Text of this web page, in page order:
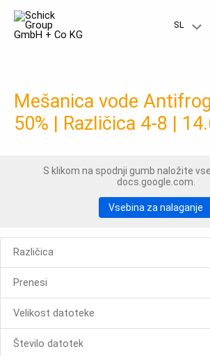
vsebino
SLMeni
Mešanica vode
50% | Različica 4-8 |
S klikom na spodnji gumb naložite
docs.google.com.
Vsebina za nalaganje
Različica
Prenesi
Velikost datoteke
Število datotek